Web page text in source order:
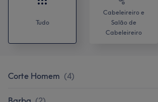
Tudo
Cabeleireiro e
Salão de
Cabeleireiro
Corte Homem (4)